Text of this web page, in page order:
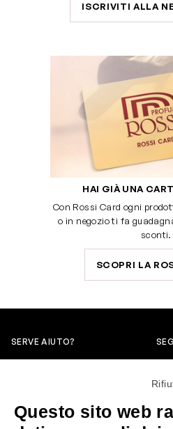
ISCRIVITI ALLA
HAI GIÀ UNA
Con Rossi Card ogni
o in negozio ti fa
sconti.
SCOPRI LA
SERVE AIUTO?
servizioclienti@rossiprofumi.it
Questo sito web